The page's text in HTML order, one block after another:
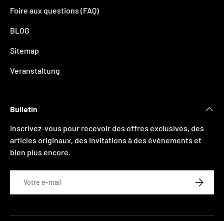
Foire aux questions (FAQ)
BLOG
Sitemap
Veranstaltung
Bulletin
Inscrivez-vous pour recevoir des offres exclusives, des
articles originaux, des invitations à des événements et
bien plus encore.